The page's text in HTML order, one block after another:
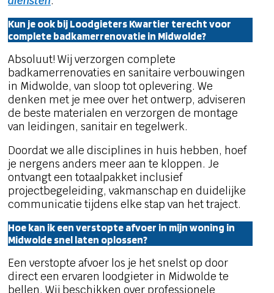
Kun je ook bij Loodgieters Kwartier terecht voor
complete badkamerrenovatie in Midwolde?
Absoluut! Wij verzorgen complete
badkamerrenovaties en sanitaire verbouwingen
in Midwolde, van sloop tot oplevering. We
denken met je mee over het ontwerp, adviseren
de beste materialen en verzorgen de montage
van leidingen, sanitair en tegelwerk.
Doordat we alle disciplines in huis hebben, hoef
je nergens anders meer aan te kloppen. Je
ontvangt een totaalpakket inclusief
projectbegeleiding, vakmanschap en duidelijke
communicatie tijdens elke stap van het traject.
Hoe kan ik een verstopte afvoer in mijn woning in
Midwolde snel laten oplossen?
Een verstopte afvoer los je het snelst op door
direct een ervaren loodgieter in Midwolde te
bellen. Wij beschikken over professionele